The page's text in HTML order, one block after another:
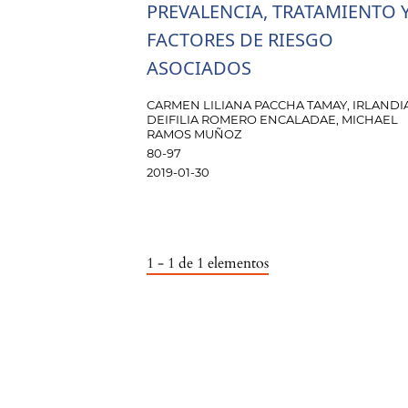
PREVALENCIA, TRATAMIENTO
FACTORES DE RIESGO
ASOCIADOS
CARMEN LILIANA PACCHA TAMAY,
DEIFILIA ROMERO ENCALADAE, MICHAEL
RAMOS MUÑOZ
80-97
2019-01-30
1 - 1 de 1 elementos